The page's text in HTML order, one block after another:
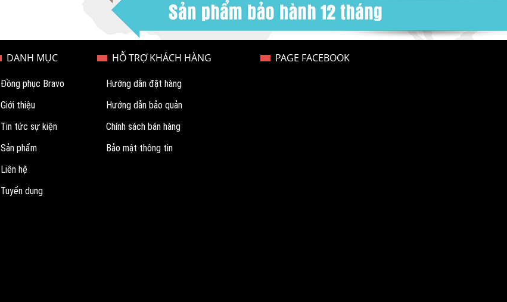
DANH MỤC
Đồng phục Bravo
Giới thiệu
Tin tức sự kiện
Sản phẩm
Liên hệ
Tuyển dụng
HỖ TRỢ KHÁCH HÀNG
Hướng dẫn đặt hàng
Hướng dẫn bảo quản
Chính sách bán hàng
Bảo mật thông tin
PAGE FACEBOOK